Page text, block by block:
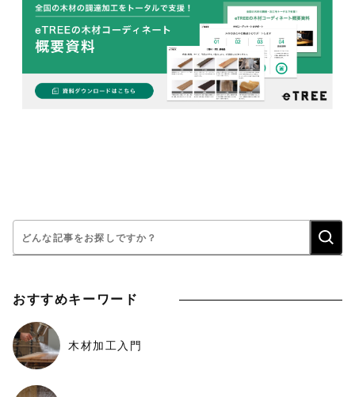
おすすめキーワード
木材加工入門